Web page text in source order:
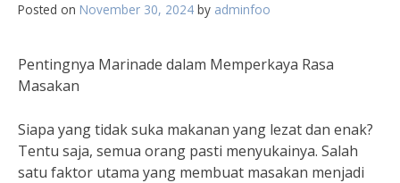
Posted on November 30, 2024 by adminfoo
Pentingnya Marinade dalam Memperkaya Rasa
Masakan
Siapa yang tidak suka makanan yang lezat dan enak?
Tentu saja, semua orang pasti menyukainya. Salah
satu faktor utama yang membuat masakan menjadi